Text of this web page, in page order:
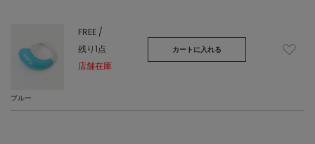
ブルー
FREE /
残り1点
店舗在庫
カートに入れる